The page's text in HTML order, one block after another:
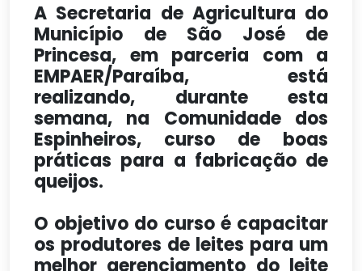
A Secretaria de Agricultura do
Município de São José de
Princesa, em parceria com a
EMPAER/Paraíba, está
realizando, durante esta
semana, na Comunidade dos
Espinheiros, curso de boas
práticas para a fabricação de
queijos.
O objetivo do curso é capacitar
os produtores de leites para um
melhor gerenciamento do leite